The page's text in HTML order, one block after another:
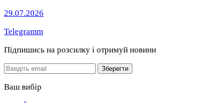
29.07.2026
Telegramm
Підпишись на розсилку і отримуй новини
Email
Зберегти
Ваш вибір